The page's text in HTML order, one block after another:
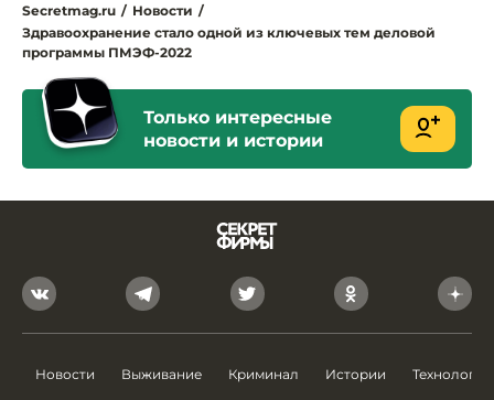
Secretmag.ru / Новости /
Здравоохранение стало одной из ключевых тем деловой
программы ПМЭФ-2022
Только интересные
новости и истории
Новости Выживание Криминал Истории Технологии